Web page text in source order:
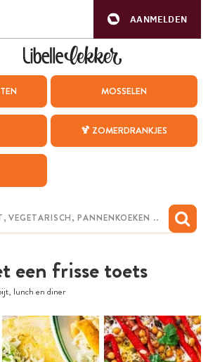
AANMELDEN
MOSSELEN
🍹 ZOMERDRANKJES
een frisse toets
lunch en diner